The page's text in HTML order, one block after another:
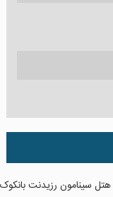
هتل سینامون رزیدنت بانکوک